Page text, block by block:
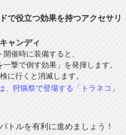
で役立つ効果を持つアクセサリ
ャンディ
催時に装備すると、
一撃で倒す効果」を発揮します。
に行くと消滅します。
狩猟祭で登場する「トラネコ」
トルを有利に進めましょう！